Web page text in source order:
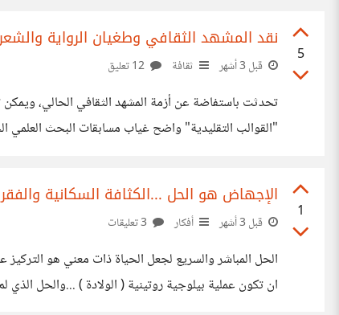
5
نقد المشهد الثقافي وطغيان الرواية
قبل 3 أشهر ثقافة
"القوالب التقليدية" واضح غياب مسابقات البحث العلمي
1
الإجهاض هو الحل ...الكثافة السكانية
قبل 3 أشهر أفكار
الحل المباشر والسريع لجعل الحياة ذات معني هو
ان تكون عملية بيلوجية روتينية ( الولادة ) ...والحل